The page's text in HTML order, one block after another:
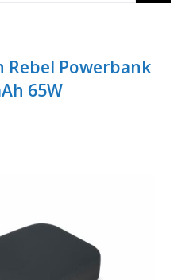
Bel nu 053-7920045 of 06-55731304
Rebel Powerbank
65W